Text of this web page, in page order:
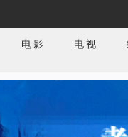
电影 电视